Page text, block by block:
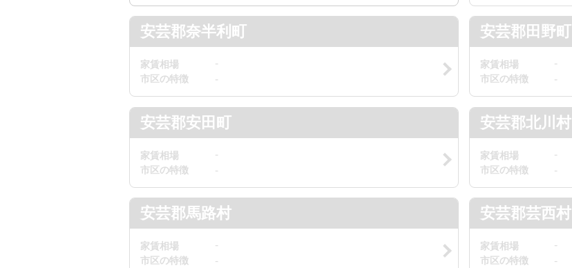
安芸郡奈半利町
家賃相場 -
市区の特徴 -
安芸郡田野町
家賃相場 -
市区の特徴 -
安芸郡安田町
家賃相場 -
市区の特徴 -
安芸郡北川村
家賃相場 -
市区の特徴 -
安芸郡馬路村
家賃相場 -
市区の特徴 -
安芸郡芸西村
家賃相場 -
市区の特徴 -